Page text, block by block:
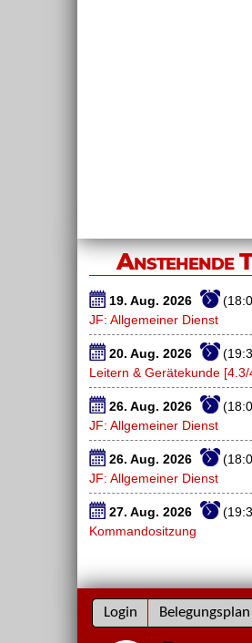
Anstehende
19. Aug. 2026
JF: Allgemeiner Dienst
20. Aug. 2026
Leitern & Gerätekunde [4.3/
26. Aug. 2026
JF: Allgemeiner Dienst
26. Aug. 2026
JF: Allgemeiner Dienst
27. Aug. 2026
Kommandositzung
Navigation
überspringen
Login Belegungsplan